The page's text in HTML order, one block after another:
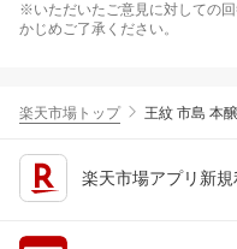
※いただいたご意見に対しての
かじめご了承ください。
楽天市場トップ 王紋 市島 本
楽天市場アプリ新